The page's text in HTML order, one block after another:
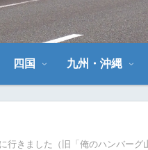
四国 九州・沖縄
行きました（旧「俺のハンバーグ